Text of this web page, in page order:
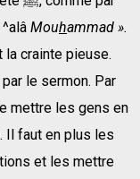
Mouhammad ».
la crainte pieuse.
le sermon. Par
mettre les gens en
Il faut en plus les
et les mettre